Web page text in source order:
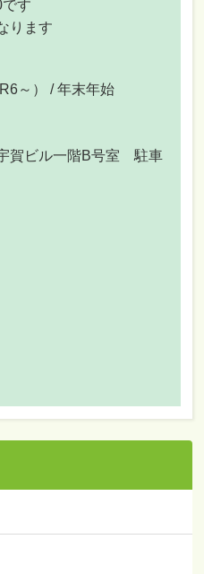
す
ります
～） / 年末年始
賀ビル一階B号室 駐車